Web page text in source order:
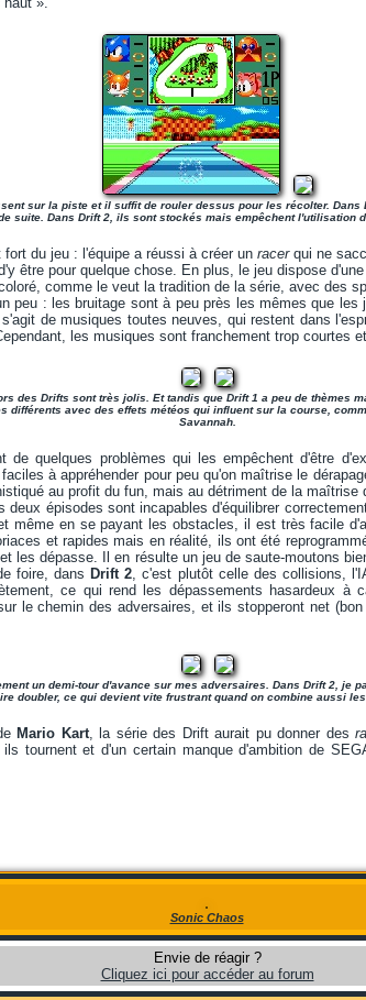
sur la piste et il suffit de rouler dessus pour les récolter. Dans
suite. Dans Drift 2, ils sont stockés mais empêchent l'utilisation
du jeu : l'équipe a réussi à créer un racerqui ne
être pour quelque chose. En plus, le jeu dispose
comme le veut la tradition de la série, avec des
peu : les bruitage sont à peu près les mêmes que
de musiques toutes neuves, qui restent dans
les musiques sont franchement trop courtes
des Drifts sont très jolis. Et tandis que Drift 1 a peu de thèmes
différents avec des effets météos qui influent sur la course,
Savannah.
de quelques problèmes qui les empêchent d'être
à appréhender pour peu qu'on maîtrise le
au profit du fun, mais au détriment de la maîtrise
épisodes sont incapables d'équilibrer
même en se payant les obstacles, il est très facile
et rapides mais en réalité, ils ont été
les dépasse. Il en résulte un jeu de saute-moutons
foire, dans Drift 2, c'est plutôt celle des collisions,
ce qui rend les dépassements hasardeux à
le chemin des adversaires, et ils stopperont net
un demi-tour d'avance sur mes adversaires. Dans Drift 2, je
doubler, ce qui devient vite frustrant quand on combine aussi
Mario Kart, la série des Drift aurait pu donner des
tournent et d'un certain manque d'ambition de
Sonic Chaos
Envie de réagir ?
Cliquez ici pour accéder au forum